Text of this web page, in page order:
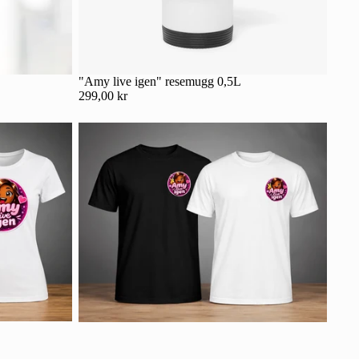
"Amy live igen" resemugg 0,5L
299,00 kr